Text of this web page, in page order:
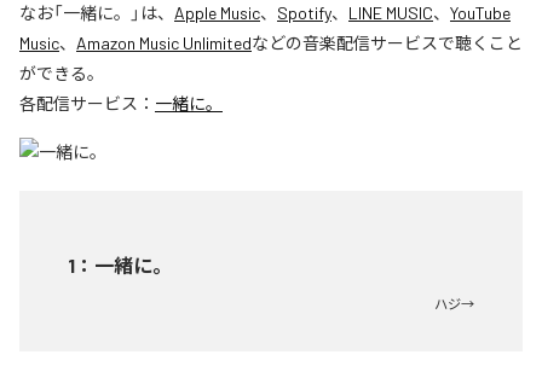
なお「一緒に。 」は、 Apple Music、 Spotify、 LINE MUSIC、 YouTube
Music、 Amazon Music Unlimitedなどの音楽配信サービスで聴くこと
ができる。
各配信サービス： 一緒に。
1 ： 一緒に。
ハジ→